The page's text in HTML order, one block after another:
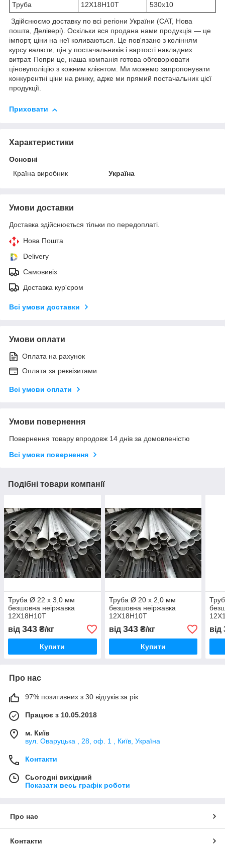
Труба
12Х18Н10Т 530х10
Здійснюємо доставку по всі регіони України (САТ, Нова
пошта, Делівері). Оскільки вся продана нами продукція — це
імпорт, ціни на неї коливаються. Це пов'язано з колінням
курсу валюти, цін у постачальників і вартості накладних
витрат. Попри це, наша компанія готова обговорювати
ціновуполіцію з кожним клієнтом. Ми можемо запропонувати
конкурентні ціни на ринку, адже ми прямий постачальник цієї
продукції.
Приховати
Характеристики
Основні
Країна виробник
Україна
Умови доставки
Доставка здійснюється тільки по передоплаті.
Нова Пошта
Delivery
Самовивіз
Доставка кур'єром
Всі умови доставки
Умови оплати
Оплата на рахунок
Оплата за реквізитами
Всі умови оплати
Умови повернення
Повернення товару впродовж 14 днів за домовленістю
Всі умови повернення
Подібні товари компанії
Труба Ø 22 х 3,0 мм
безшовна неіржавка
12Х18Н10Т
від 343 ₴/кг
Купити
Труба Ø 20 х 2,0 мм
безшовна неіржавка
12Х18Н10Т
від 343₴/кг
Купити
від
Про нас
97% позитивних з 30 відгуків за рік
Працює з 10.05.2018
м. Київ
вул. Оваруцька , 28, оф. 1 , Київ, Україна
Контакти
Сьогодні вихідний
Показати весь графік роботи
Про нас
Контакти